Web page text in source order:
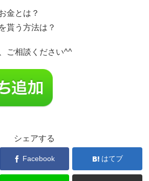
金とは？
貰う方法は？
ご相談ください^^
シェアする
Facebook はてブ